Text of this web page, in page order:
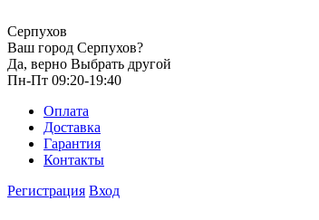
Серпухов
Ваш город Серпухов?
Да, верно Выбрать другой
Пн-Пт 09:20-19:40
Оплата
Доставка
Гарантия
Контакты
Регистрация Вход